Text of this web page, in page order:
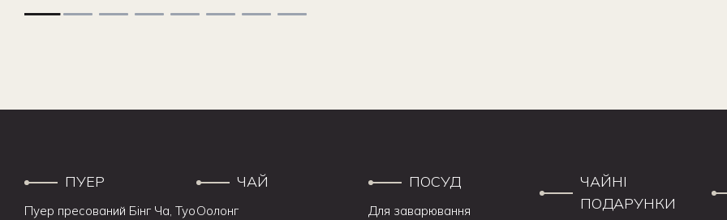
ПУЕР
Пуер пресований Бінг Ча, Туо
ЧАЙ
Оолонг
ПОСУД
Для заварювання
ЧАЙНІ
ПОДАРУНКИ